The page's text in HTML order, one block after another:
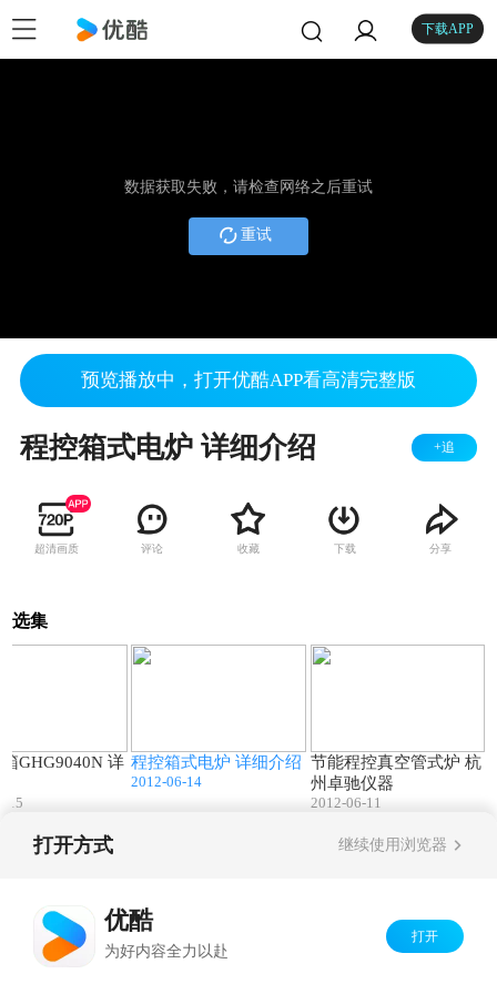
下载APP
数据获取失败，请检查网络之后重试
重试
预览播放中，打开优酷APP看高清完整版
程控箱式电炉 详细介绍 +追
超清画质 评论 收藏 下载 分享
选集
GHG9040N 详
15
程控箱式电炉 详细介绍
2012-06-14
节能程控真空管式炉 杭
州卓驰仪器
2012-06-11
打开方式 继续使用浏览器
优酷
为好内容全力以赴
打开